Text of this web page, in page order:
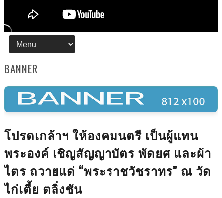
BANNER
โปรดเกล้าฯ ให้องคมนตรี เป็นผู้แทน
พระองค์ เชิญสัญญาบัตร พัดยศ และผ้า
ไตร ถวายแด่ “พระราชวัชราทร” ณ วัด
ไก่เตี้ย ตลิ่งชัน